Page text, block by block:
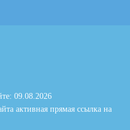
09.08.2026
активная прямая ссылка на